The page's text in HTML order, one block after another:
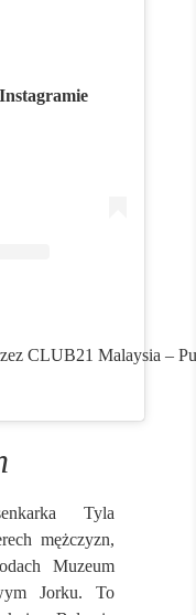
CLUB21 Malaysia –
Tyla
mężczyzn,
Muzeum
Jorku. To